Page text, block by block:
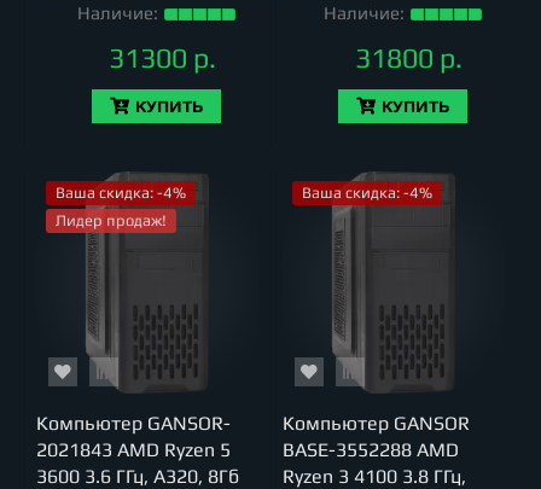
Наличие:
31300 р.
КУПИТЬ
Наличие:
31800 р.
КУПИТЬ
Ваша скидка: -4%
Лидер продаж!
Компьютер GANSOR-
2021843 AMD Ryzen 5
3600 3.6 ГГц, A320, 8Гб
Ваша скидка: -4%
Компьютер GANSOR
BASE-3552288 AMD
Ryzen 3 4100 3.8 ГГц,